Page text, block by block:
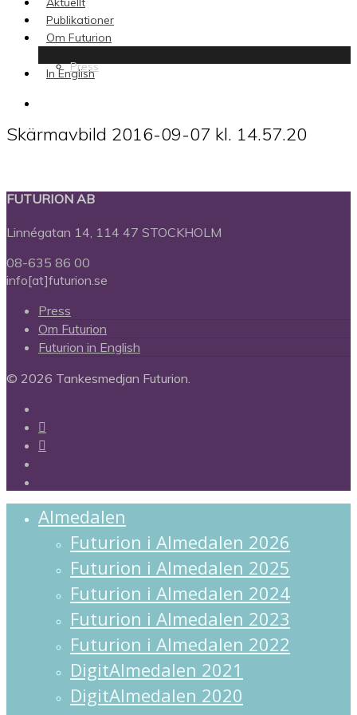
Publikationer
Om Futurion
Press
In English
Skärmavbild 2016-09-07 kl. 14.57.20
FUTURION AB
Linnégatan 14, 114 47 STOCKHOLM
08-635 86 00
info[at]futurion.se
Press
Om Futurion
Futurion in English
© 2026 Tankesmedjan Futurion.
facebook
linkedin
Almedalen
Futurion i Almedalen 2026
Futurion i Almedalen 2025
Futurion i Almedalen 2024
Futurion i Almedalen 2023
Futurion i Almedalen 2022
DigitAlmedalen 2021
DigitAlmedalen 2020